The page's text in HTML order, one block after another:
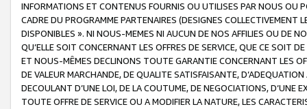
INFORMATIONS ET CONTENUS FOURNIS OU UTILISES PAR NOUS OU
CADRE DU PROGRAMME PARTENAIRES (DESIGNES COLLECTIVEMENT
DISPONIBLES ». NI NOUS-MEMES NI AUCUN DE NOS AFFILIES OU DE
QU’ELLE SOIT CONCERNANT LES OFFRES DE SERVICE, QUE CE SOIT
ET NOUS-MÊMES DECLINONS TOUTE GARANTIE CONCERNANT LES
DE VALEUR MARCHANDE, DE QUALITE SATISFAISANTE,
DECOULANT D’UNE LOI, DE LA COUTUME, DE NEGOCIATIONS, D’UNE
TOUTE OFFRE DE SERVICE OU A MODIFIER LA NATURE, LES